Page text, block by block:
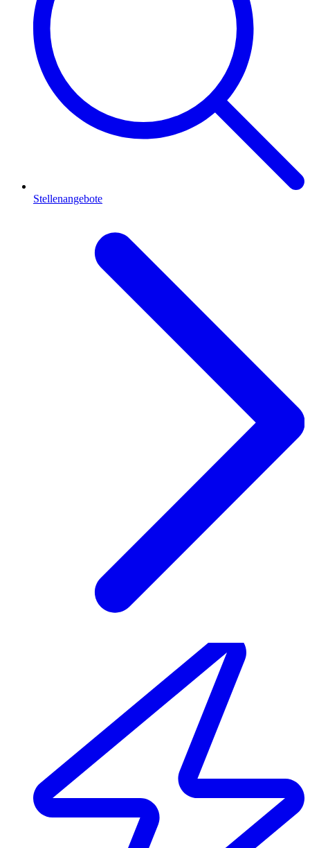
Stellenangebote